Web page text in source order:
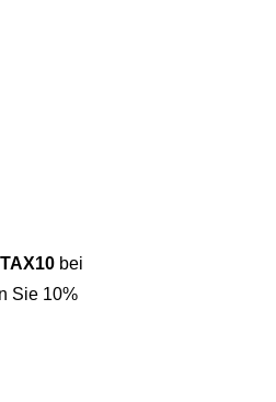
TAX10bei
Sie 10%